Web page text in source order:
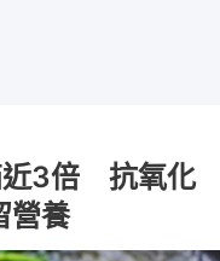
近3倍 抗氧化
營養